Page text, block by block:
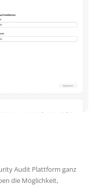
Audit Plattform ganz
die Möglichkeit,